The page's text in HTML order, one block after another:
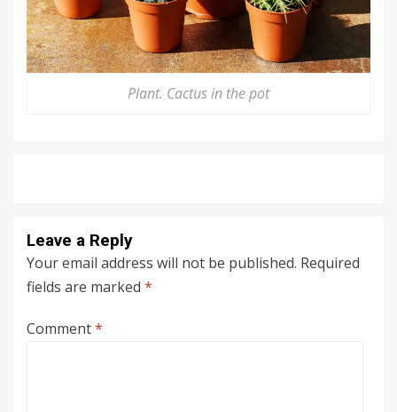
Plant. Cactus in the pot
Leave a Reply
Your email address will not be published. Required
fields are marked *
Comment*